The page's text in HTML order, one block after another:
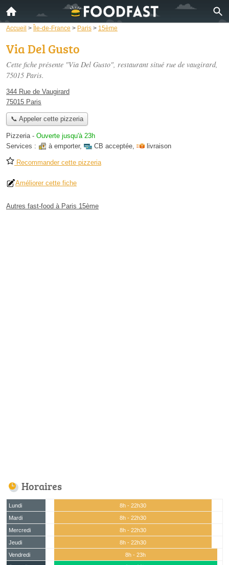
Accueil > Île-de-France > Paris > 15ème
Via Del Gusto
Cette fiche présente "Via Del Gusto", restaurant situé rue de vaugirard,
75015 Paris.
344 Rue de Vaugirard
75015 Paris
📞 Appeler cette pizzeria
Pizzeria- Ouverte jusqu'à 23h
Services :
à emporter, CB acceptée, livraison
Recommander cette pizzeria
Améliorer cette fiche
Autres fast-food à Paris 15ème
Horaires
Lundi
8h - 22h30
Mardi
8h - 22h30
Mercredi
8h - 22h30
Jeudi
8h - 22h30
Vendredi
8h - 23h